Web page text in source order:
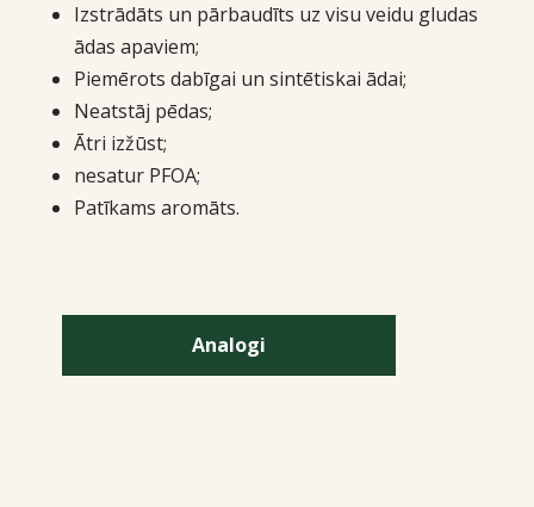
Izstrādāts un pārbaudīts uz visu veidu gludas
ādas apaviem;
Piemērots dabīgai un sintētiskai ādai;
Neatstāj pēdas;
Ātri izžūst;
nesatur PFOA;
Patīkams aromāts.
Analogi